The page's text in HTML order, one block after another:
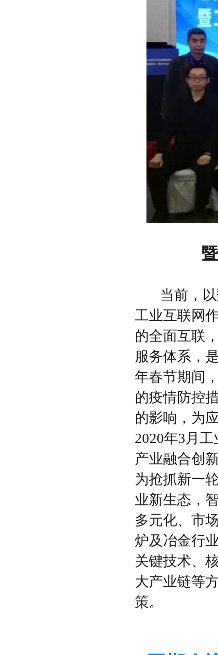
当前，
工业互联网
的全面互联
服务体系，
年春节期间
的疫情防控
的影响，为
2020年3月
产业融合创
为抢抓新一
业新生态，
多元化、市
炉及冶金行
关键技术、
大产业链等
策。